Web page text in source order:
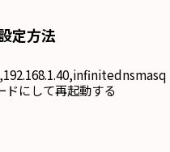
定方法
ドにして再起動する